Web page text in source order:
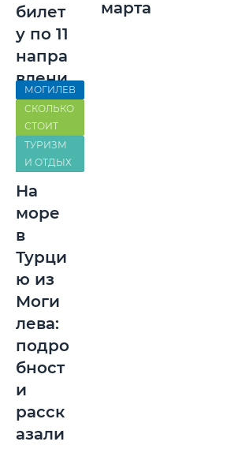
билет
у по 11
напра
влени
ям
МОГИЛЕВ
СКОЛЬКО
СТОИТ
ТУРИЗМ
И ОТДЫХ
На
море
в
Турци
ю из
Моги
лева:
подро
бност
и
расск
азали
марта